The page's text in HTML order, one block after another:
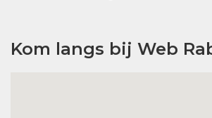
Kom langs bij Web